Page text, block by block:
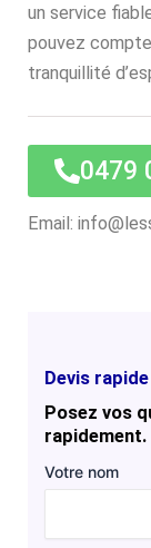
un service
pouvez
tranquillité
0479
Email:
Devis
Posez vos
rapidement.
Votre nom